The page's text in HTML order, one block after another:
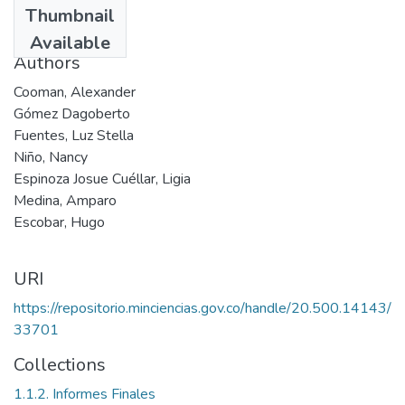
Thumbnail
Available
2006
Authors
Cooman, Alexander
Gómez Dagoberto
Fuentes, Luz Stella
Niño, Nancy
Espinoza Josue Cuéllar, Ligia
Medina, Amparo
Escobar, Hugo
URI
https://repositorio.minciencias.gov.co/handle/20.500.14143/
33701
Collections
1.1.2. Informes Finales